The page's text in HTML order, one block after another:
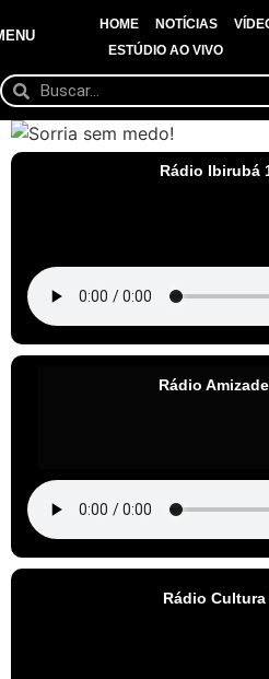
HOME NOTÍCIAS
ESTÚDIO AO VIVO
Rádio Ibirubá
Rádio
Rádio Cultura